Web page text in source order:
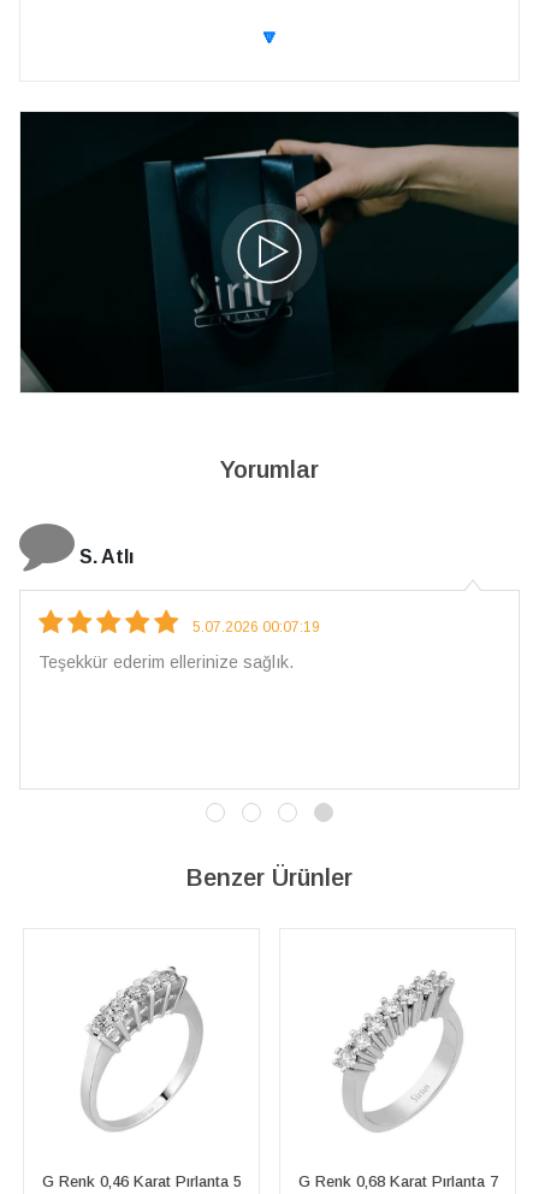
🔽
Yorumlar
S. Atlı
5.07.2026 00:07:19
Teşekkür ederim ellerinize sağlık.
Benzer Ürünler
G Renk 0,46 Karat Pırlanta 5
G Renk 0,68 Karat Pırlanta 7